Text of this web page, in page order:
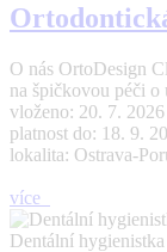
O nás OrtoDesign
na špičkovou péči
vloženo: 20. 7. 2026
platnost do: 18. 9.
lokalita: Ostrava-
více
Dentální hygienistka